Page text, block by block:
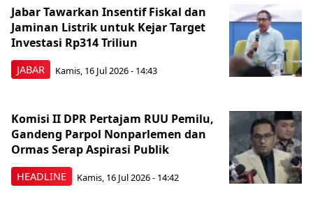
JABAR
Jabar Tawarkan Insentif Fiskal dan
Jaminan Listrik untuk Kejar Target
Investasi Rp314 Triliun
Kamis, 16 Jul 2026 - 14:43
HEADLINE
Komisi II DPR Pertajam RUU Pemilu,
Gandeng Parpol Nonparlemen dan
Ormas Serap Aspirasi Publik
Kamis, 16 Jul 2026 - 14:42